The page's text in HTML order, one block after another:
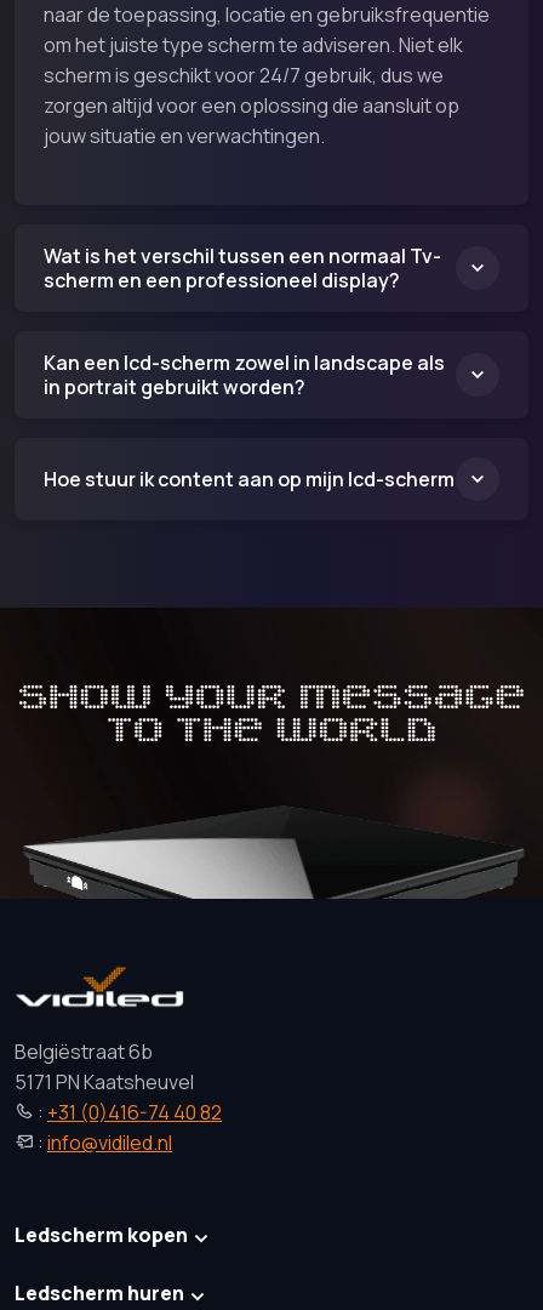
naar de toepassing, locatie en gebruiksfrequentie
om het juiste type scherm te adviseren. Niet elk
scherm is geschikt voor 24/7 gebruik, dus we
zorgen altijd voor een oplossing die aansluit op
jouw situatie en verwachtingen.
Wat is het verschil tussen een normaal Tv-
scherm en een professioneel display?
Kan een lcd-scherm zowel in landscape als
in portrait gebruikt worden?
Hoe stuur ik content aan op mijn lcd-scherm
Belgiëstraat 6b
5171 PN Kaatsheuvel
: +31 (0)416-74 40 82
: info@vidiled.nl
Ledscherm kopen
Ledscherm huren